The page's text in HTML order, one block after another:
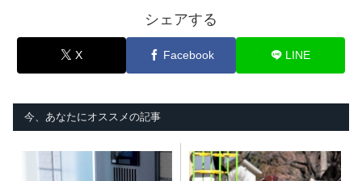
シェアする
X Facebook LINE
今、あなたにオススメの記事